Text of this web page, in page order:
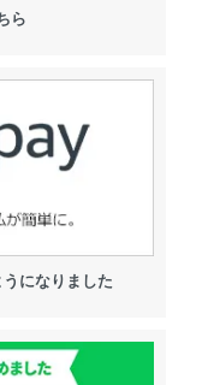
ら
になりました